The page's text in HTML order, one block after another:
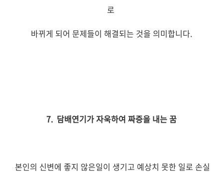
로
바뀌게 되어 문제들이 해결되는 것을 의미합니다.
7. 담배연기가 자욱하여 짜증을 내는 꿈
본인의 신변에 좋지 않은일이 생기고 예상치 못한 일로 손실